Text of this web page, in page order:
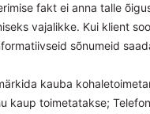
fakt ei anna talle
vajalikke. Kui klient
sõnumeid
kauba
kaup toimetatakse;